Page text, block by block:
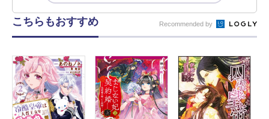
こちらもおすすめ Recommended by